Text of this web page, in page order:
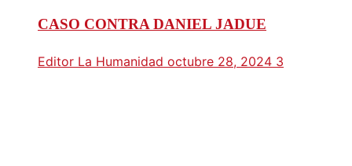
CASO CONTRA DANIEL JADUE
Editor La Humanidad octubre 28, 2024 3